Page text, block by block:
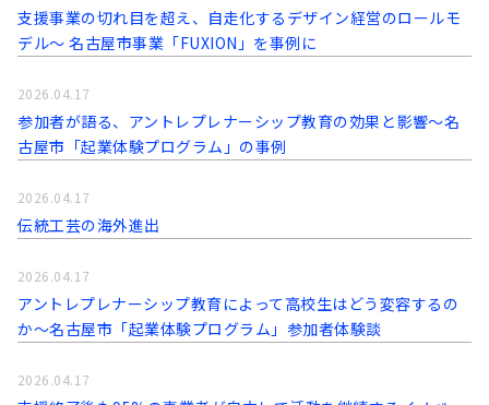
支援事業の切れ目を超え、自走化するデザイン経営のロールモ
デル〜 名古屋市事業「FUXION」を事例に
参加者が語る、アントレプレナーシップ教育の効果と影響～名
古屋市「起業体験プログラム」の事例
2026.04.17
伝統工芸の海外進出
2026.04.17
アントレプレナーシップ教育によって高校生はどう変容するの
か～名古屋市「起業体験プログラム」参加者体験談
2026.04.17
2026.04.17